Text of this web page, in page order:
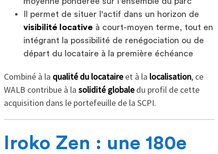
Il permet de situer l'actif dans un horizon de
visibilité locative à court-moyen terme, tout en
intégrant la possibilité de renégociation ou de
départ du locataire à la première échéance
Combiné à la qualité du locataireet à la localisation, ce
WALB contribue à la solidité globaledu profil de cette
acquisition dans le portefeuille de la SCPI.
Iroko Zen : une 180e